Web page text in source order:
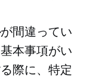
間違ってい
本事項がい
際に、特定